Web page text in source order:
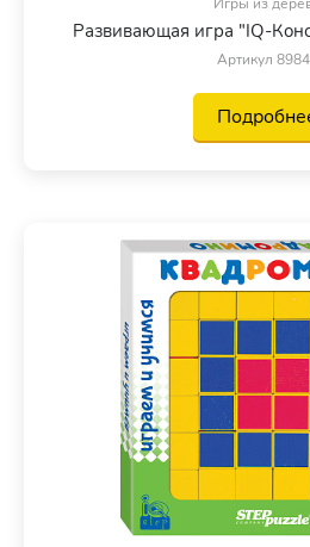
Развивающая игра "IQ-
Артикул